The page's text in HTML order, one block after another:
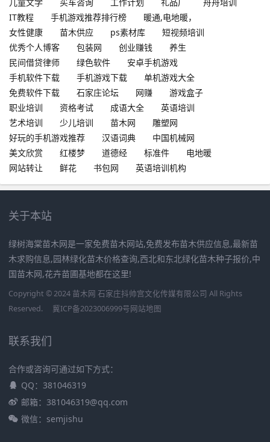
IT教程
手机游戏推荐排行榜
暖通,电地暖，
女性健康
苗木供应 ps素材库
短视频培训
优秀个人博客
包装网 创业赚钱
养生
民间借贷律师
绿色软件
安卓手机游戏
手机软件下载
手机游戏下载
单机游戏大全
免费软件下载
石家庄论坛 网赚
游戏盒子
职业培训
资格考试 成语大全
英语培训
艺术培训
少儿培训 苗木网
雕塑网
好玩的手机游戏推荐
汉语词典
中国机械网
美文欣赏
红楼梦 道德经 标准件
电地暖
网站转让
鲜花 书包网 英语培训机构
关于本站
绿树海棠苗木网是一家免费苗木网站,免费发布苗木供应信息,最新苗
木求购信息,园林绿化苗木价格查询,西北和东北绿化苗木种子报价,中
国苗木网,花卉苗圃基地都在这里!
Copyright © 2024 苗木网 石家庄抖帅宫文化传媒有限公司 All Rights
Reserved.
冀ICP备2023006999号网站地图
联系我们
合作或咨询可通过如下方式：
QQ：381046319
邮箱：381046319@qq.com
微信：semjishu